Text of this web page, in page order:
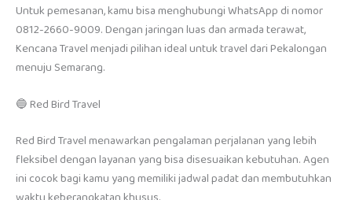
Untuk pemesanan, kamu bisa menghubungi WhatsApp di nomor
0812-2660-9009. Dengan jaringan luas dan armada terawat,
Kencana Travel menjadi pilihan ideal untuk travel dari Pekalongan
menuju Semarang.
🔵 Red Bird Travel
Red Bird Travel menawarkan pengalaman perjalanan yang lebih
fleksibel dengan layanan yang bisa disesuaikan kebutuhan. Agen
ini cocok bagi kamu yang memiliki jadwal padat dan membutuhkan